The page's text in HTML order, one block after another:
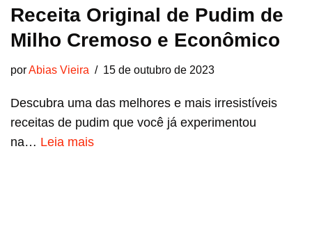
Receita Original de Pudim de
Milho Cremoso e Econômico
porAbias Vieira 15 de outubro de 2023
Descubra uma das melhores e mais irresistíveis
receitas de pudim que você já experimentou
na… Leia mais